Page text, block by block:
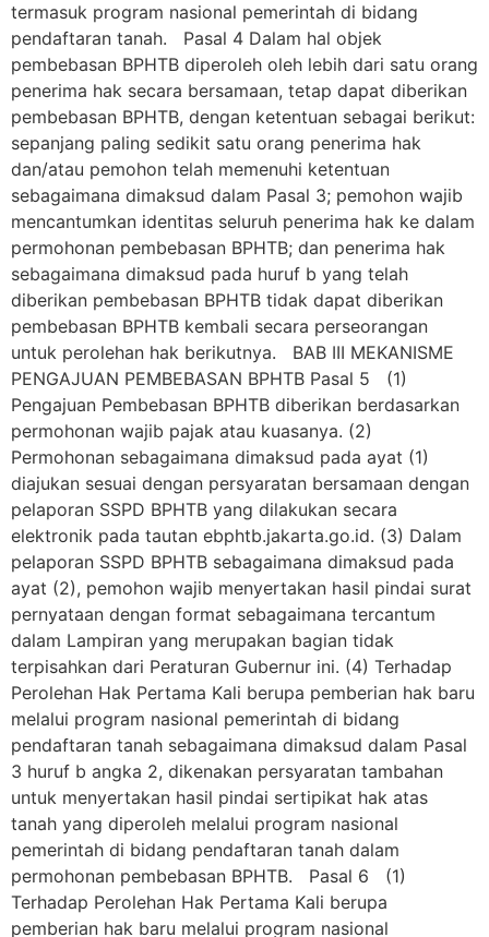
termasuk program nasional pemerintah di bidang
pendaftaran tanah. Pasal 4 Dalam hal objek
pembebasan BPHTB diperoleh oleh lebih dari satu orang
penerima hak secara bersamaan, tetap dapat diberikan
pembebasan BPHTB, dengan ketentuan sebagai berikut:
sepanjang paling sedikit satu orang penerima hak
dan/atau pemohon telah memenuhi ketentuan
sebagaimana dimaksud dalam Pasal 3; pemohon wajib
mencantumkan identitas seluruh penerima hak ke dalam
permohonan pembebasan BPHTB; dan penerima hak
sebagaimana dimaksud pada huruf b yang telah
diberikan pembebasan BPHTB tidak dapat diberikan
pembebasan BPHTB kembali secara perseorangan
untuk perolehan hak berikutnya. BAB III MEKANISME
PENGAJUAN PEMBEBASAN BPHTB Pasal 5 (1)
Pengajuan Pembebasan BPHTB diberikan berdasarkan
permohonan wajib pajak atau kuasanya. (2)
Permohonan sebagaimana dimaksud pada ayat (1)
diajukan sesuai dengan persyaratan bersamaan dengan
pelaporan SSPD BPHTB yang dilakukan secara
elektronik pada tautan ebphtb.jakarta.go.id. (3) Dalam
pelaporan SSPD BPHTB sebagaimana dimaksud pada
ayat (2), pemohon wajib menyertakan hasil pindai surat
pernyataan dengan format sebagaimana tercantum
dalam Lampiran yang merupakan bagian tidak
terpisahkan dari Peraturan Gubernur ini. (4) Terhadap
Perolehan Hak Pertama Kali berupa pemberian hak baru
melalui program nasional pemerintah di bidang
pendaftaran tanah sebagaimana dimaksud dalam Pasal
3 huruf b angka 2, dikenakan persyaratan tambahan
untuk menyertakan hasil pindai sertipikat hak atas
tanah yang diperoleh melalui program nasional
pemerintah di bidang pendaftaran tanah dalam
permohonan pembebasan BPHTB. Pasal 6 (1)
Terhadap Perolehan Hak Pertama Kali berupa
pemberian hak baru melalui program nasional